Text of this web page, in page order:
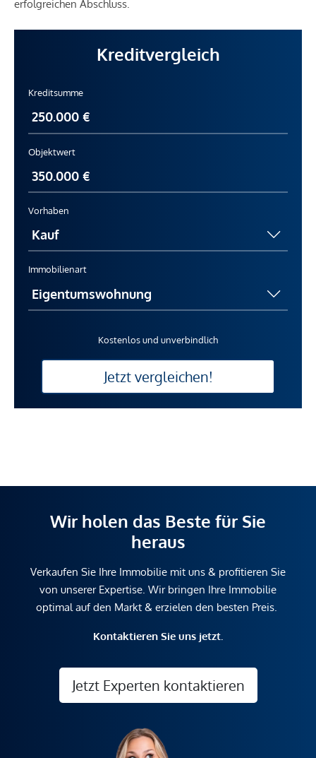
erfolgreichen Abschluss.
Kreditvergleich
Kreditsumme
Objektwert
Vorhaben
Immobilienart
Kostenlos und unverbindlich
Jetzt vergleichen!
Wir holen das Beste für Sie
heraus
Verkaufen Sie Ihre Immobilie mit uns & profitieren Sie
von unserer Expertise. Wir bringen Ihre Immobilie
optimal auf den Markt & erzielen den besten Preis.
Kontaktieren Sie uns jetzt.
Jetzt Experten kontaktieren